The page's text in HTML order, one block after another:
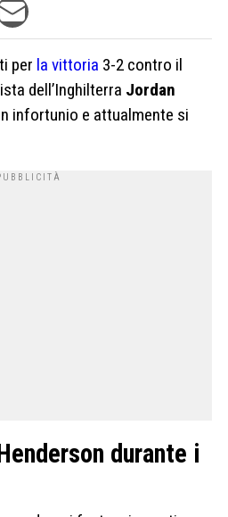
per la vittoria 3-2 contro il
dell’Inghilterra Jordan
infortunio e attualmente si
durante i